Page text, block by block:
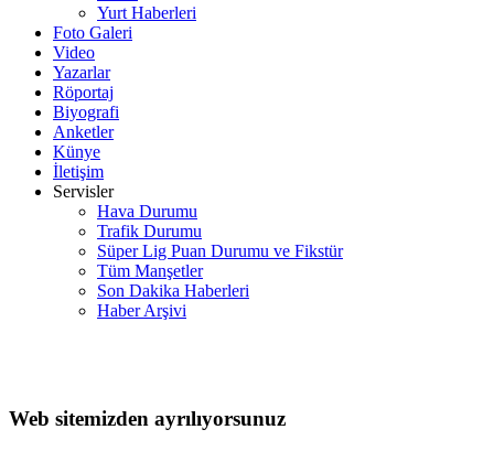
Yurt Haberleri
Foto Galeri
Video
Yazarlar
Röportaj
Biyografi
Anketler
Künye
İletişim
Servisler
Hava Durumu
Trafik Durumu
Süper Lig Puan Durumu ve Fikstür
Tüm Manşetler
Son Dakika Haberleri
Haber Arşivi
Web sitemizden ayrılıyorsunuz